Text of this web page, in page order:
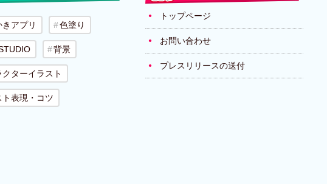
アプリ 色塗り
背景
ターイラスト
ト表現・コツ
トップページ
お問い合わせ
プレスリリースの送付